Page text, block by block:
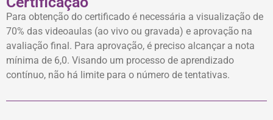
Para obtenção do certificado é necessária a visualização de
70% das videoaulas (ao vivo ou gravada) e aprovação na
avaliação final. Para aprovação, é preciso alcançar a nota
mínima de 6,0. Visando um processo de aprendizado
contínuo, não há limite para o número de tentativas.